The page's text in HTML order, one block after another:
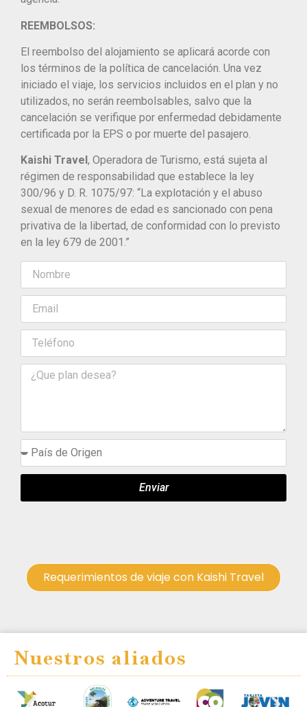
REEMBOLSOS:
El reembolso del alojamiento se aplicará acorde con
los términos de la política de cancelación. Una vez
iniciado el viaje, los servicios incluidos en el plan y no
utilizados, no serán reembolsables, salvo que la
cancelación se verifique por enfermedad debidamente
certificada por la EPS o por muerte del pasajero.
Kaishi Travel , Operadora de Turismo, está sujeta al
régimen de responsabilidad que establece la ley
300/96 y D. R. 1075/97: “La explotación y el abuso
sexual de menores de edad es sancionado con pena
privativa de la libertad, de conformidad con lo previsto
en la ley 679 de 2001.”
Enviar
Requerimientos de viaje con Kaishi Travel
Nuestros aliados